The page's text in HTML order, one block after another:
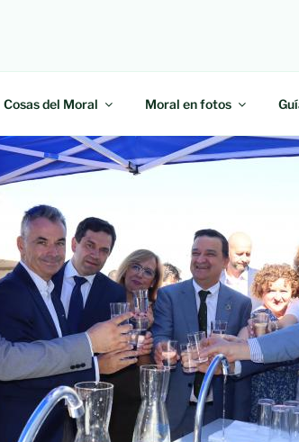
Cosas del Moral Moral en fotos